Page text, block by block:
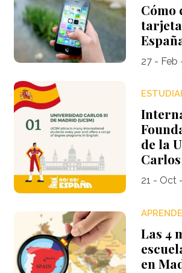
Cómo
27 - Feb
de la
21 - Oct
Las 4
en